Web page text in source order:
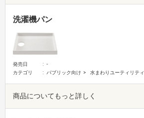
洗濯機パン
発売日
-
カテゴリ
パブリック向け 水まわりユーティリティ
商品についてもっと詳しく